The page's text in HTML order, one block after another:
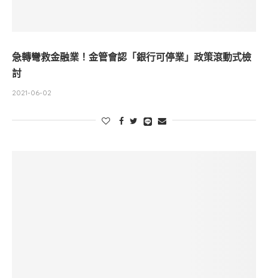
急轉彎救金融業！金管會認「銀行可停業」政策滾動式檢
討
2021-06-02